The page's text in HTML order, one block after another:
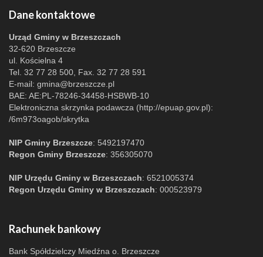
Dane kontaktowe
Urząd Gminy w Brzeszczach
32-620 Brzeszcze
ul. Kościelna 4
Tel. 32 77 28 500, Fax. 32 77 28 591
E-mail: gmina@brzeszcze.pl
BAE: AE:PL-78246-34458-HSBWB-10
Elektroniczna skrzynka podawcza (http://epuap.gov.pl):
/6m973oagob/skrytka
NIP Gminy Brzeszcze: 5492197470
Regon Gminy Brzeszcze: 356305070
NIP Urzędu Gminy w Brzeszczach: 6521005374
Regon Urzędu Gminy w Brzeszczach: 000523979
Rachunek bankowy
Bank Spółdzielczy Miedźna o. Brzeszcze